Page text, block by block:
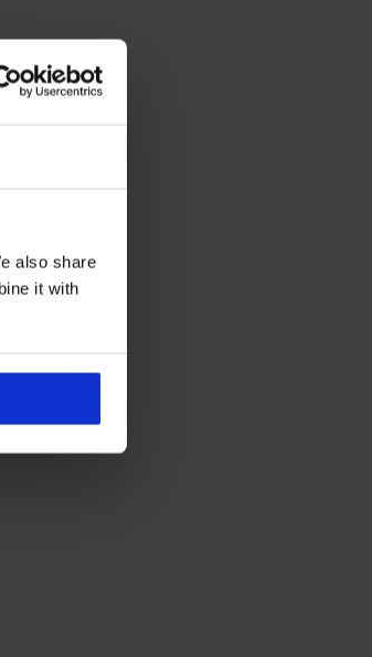
also share
it with